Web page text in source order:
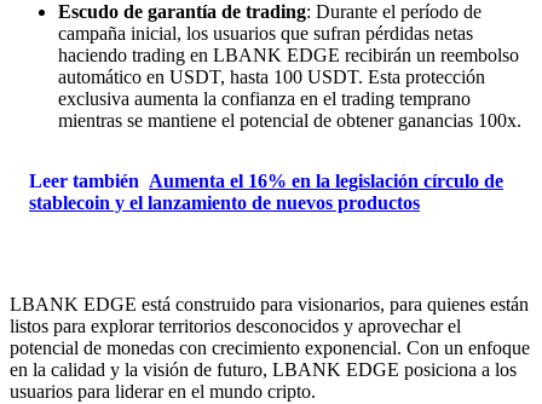
Escudo de garantía de trading: Durante el período de
campaña inicial, los usuarios que sufran pérdidas netas
haciendo trading en LBANK EDGE recibirán un reembolso
automático en USDT, hasta 100 USDT. Esta protección
exclusiva aumenta la confianza en el trading temprano
mientras se mantiene el potencial de obtener ganancias 100x.
Leer también Aumenta el 16% en la legislación círculo de
stablecoin y el lanzamiento de nuevos productos
LBANK EDGE está construido para visionarios, para quienes están
listos para explorar territorios desconocidos y aprovechar el
potencial de monedas con crecimiento exponencial. Con un enfoque
en la calidad y la visión de futuro, LBANK EDGE posiciona a los
usuarios para liderar en el mundo cripto.